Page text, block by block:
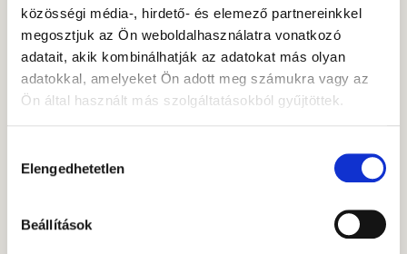
közösségi média-, hirdető- és elemező partnereinkkel
megosztjuk az Ön weboldalhasználatra vonatkozó
adatait, akik kombinálhatják az adatokat más olyan
adatokkal, amelyeket Ön adott meg számukra vagy az
Ön által használt más szolgáltatásokból gyűjtöttek.
kiválasztása
Elengedhetetlen
Beállítások
2025.09.18. Hír
Otthon Start után: mi vár a
ingatlanalapokért felelős portfóliómenedzsere, Jakab
Zsolt válaszolt az Otthon Start várható piaci
intézményi lakásbefektetések kilátásairól. Cikkünkben